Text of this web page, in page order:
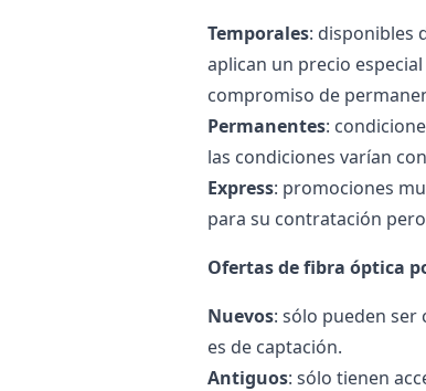
Temporales: disponibles
aplican un precio
compromiso de
Permanentes:
las condiciones varían
Express: promociones
para su contratación
Ofertas de fibra óptica
Nuevos: sólo pueden
es de captación.
Antiguos: sólo tienen